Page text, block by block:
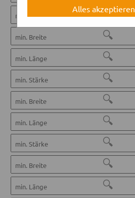
🔍
🔍
🔍
🔍
🔍
🔍
🔍
🔍
🔍
Alles akzeptieren